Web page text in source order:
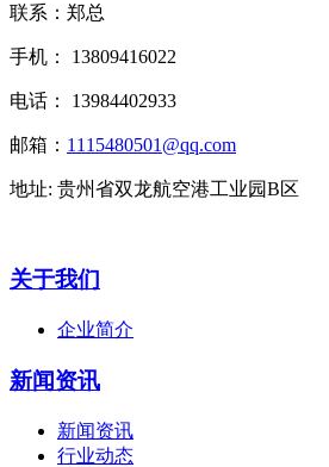
联系：郑总
手机： 13809416022
电话： 13984402933
邮箱： 1115480501@qq.com
地址: 贵州省双龙航空港工业园B区
关于我们
企业简介
新闻资讯
新闻资讯
行业动态